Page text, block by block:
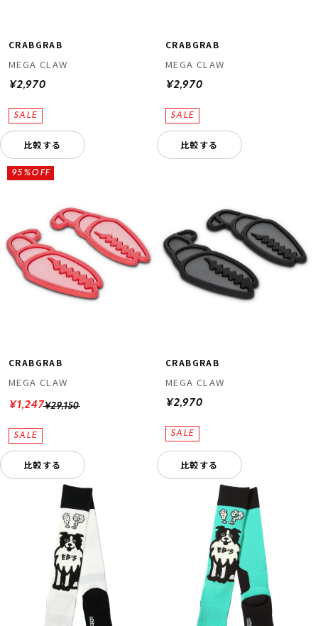
CRABGRAB
MEGA CLAW
¥2,970
比較する
CRABGRAB
MEGA CLAW
¥2,970
比較する
CRABGRAB
MEGA CLAW
¥29,150
95%OFF
¥1,247
比較する
CRABGRAB
MEGA CLAW
¥2,970
比較する